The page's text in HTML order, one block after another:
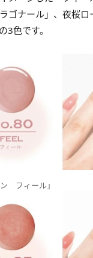
ゴナール」、夜桜ロ
3色です。
フィール」